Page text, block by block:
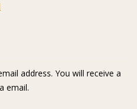
address. You will receive a
email.